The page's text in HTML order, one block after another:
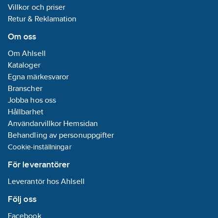
halogenfritt (IEC /
61249-2-21).
Villkor och priser
Retur & Reklamation
Om oss
Om Ahlsell
Kataloger
Egna märkesvaror
Branscher
Jobba hos oss
Hållbarhet
Användarvillkor Hemsidan
Behandling av personuppgifter
Cookie-inställningar
För leverantörer
Leverantör hos Ahlsell
Följ oss
Facebook